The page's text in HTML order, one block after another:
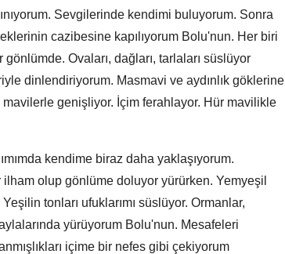
Sevgilerinde kendimi buluyorum. Sonra
cazibesine kapılıyorum Bolu'nun. Her biri
Ovaları, dağları, tarlaları süslüyor
dinlendiriyorum. Masmavi ve aydınlık göklerine
mavilerle genişliyor. İçim ferahlayor. Hür mavilikle
kendime biraz daha yaklaşıyorum.
olup gönlüme doluyor yürürken. Yemyeşil
tonları ufuklarımı süslüyor. Ormanlar,
yürüyorum Bolu'nun. Mesafeleri
içime bir nefes gibi çekiyorum